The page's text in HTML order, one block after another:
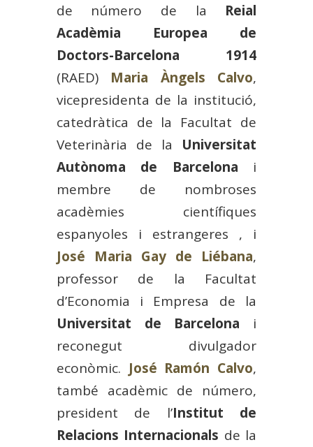
de número de la Reial
Acadèmia Europea de
Doctors-Barcelona 1914
(RAED) Maria Àngels Calvo,
vicepresidenta de la institució,
catedràtica de la Facultat de
Veterinària de la Universitat
Autònoma de Barcelona i
membre de nombroses
acadèmies científiques
espanyoles i estrangeres , i
José Maria Gay de Liébana,
professor de la Facultat
d’Economia i Empresa de la
Universitat de Barcelona i
reconegut divulgador
econòmic. José Ramón Calvo,
també acadèmic de número,
president de l’Institut de
Relacions Internacionals de la